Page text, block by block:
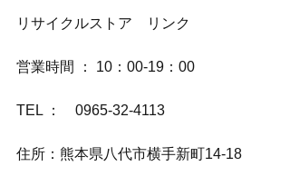
リサイクルストア　リンク
営業時間 ： 10：00-19：00
TEL ：　0965-32-4113
住所：熊本県八代市横手新町14-18